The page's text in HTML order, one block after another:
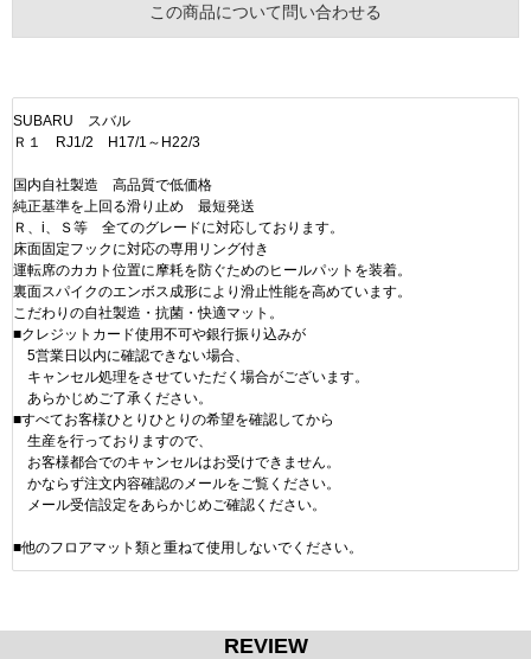
この商品について問い合わせる
SUBARU スバル
Ｒ１ RJ1/2 H17/1～H22/3
国内自社製造 高品質で低価格
純正基準を上回る滑り止め 最短発送
Ｒ、i、Ｓ等 全てのグレードに対応しております。
床面固定フックに対応の専用リング付き
運転席のカカト位置に摩耗を防ぐためのヒールパットを装着。
裏面スパイクのエンボス成形により滑止性能を高めています。
こだわりの自社製造・抗菌・快適マット。
■クレジットカード使用不可や銀行振り込みが
5営業日以内に確認できない場合、
キャンセル処理をさせていただく場合がございます。
あらかじめご了承ください。
■すべてお客様ひとりひとりの希望を確認してから
生産を行っておりますので、
お客様都合でのキャンセルはお受けできません。
かならず注文内容確認のメールをご覧ください。
メール受信設定をあらかじめご確認ください。
■他のフロアマット類と重ねて使用しないでください。
REVIEW